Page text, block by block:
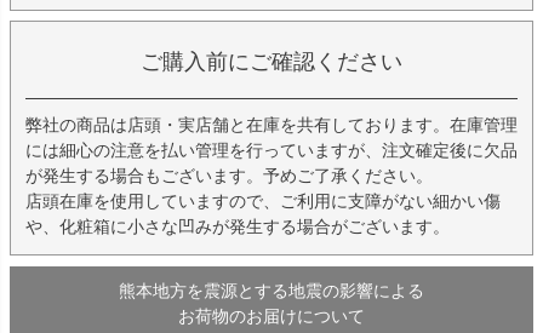
ご購入前にご確認ください
弊社の商品は店頭・実店舗と在庫を共有しております。在庫管理
には細心の注意を払い管理を行っていますが、注文確定後に欠品
が発生する場合もございます。予めご了承ください。
店頭在庫を使用していますので、ご利用に支障がない細かい傷
や、化粧箱に小さな凹みが発生する場合がございます。
熊本地方を震源とする地震の影響による
お荷物のお届けについて